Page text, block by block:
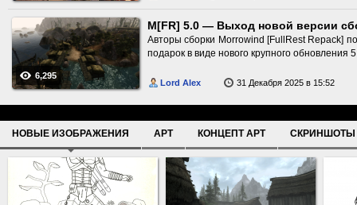
6,295
M[FR] 5.0 — Выход новой версии
Авторы сборки Morrowind [FullRest Repack]
подарок в виде нового крупного обновления
Lord Alex 31 Декабря 2025 в 15:52
НОВЫЕ ИЗОБРАЖЕНИЯ АРТ КОНЦЕПТ АРТ СКРИНШОТЫ